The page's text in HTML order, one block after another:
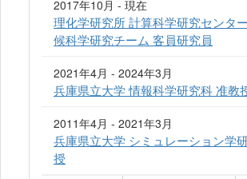
2017年10月 - 現在
理化学研究所 計算科学研究センタ
候科学研究チーム 客員研究員
2021年4月 - 2024年3月
兵庫県立大学 情報科学研究科 准教
2011年4月 - 2021年3月
兵庫県立大学 シミュレーション学
授